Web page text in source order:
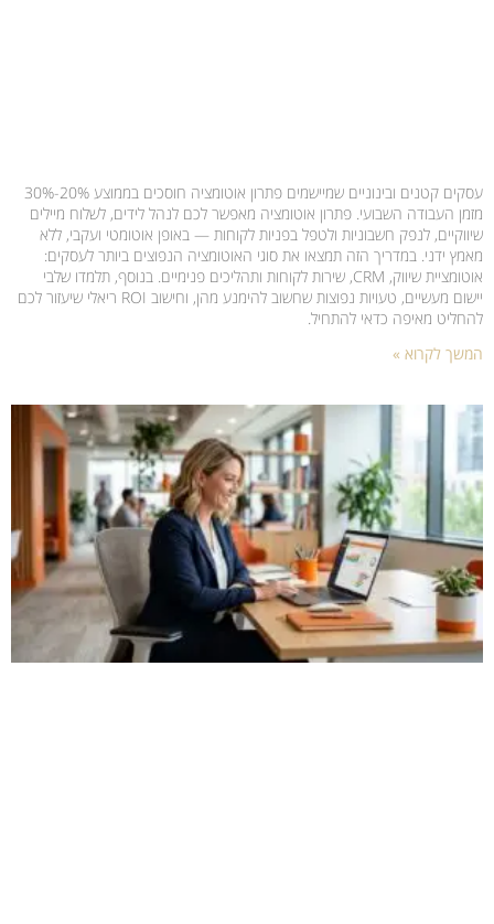
עסקים קטנים ובינוניים שמיישמים פתרון אוטומציה חוסכים בממוצע 20%-30%
מזמן העבודה השבועי. פתרון אוטומציה מאפשר לכם לנהל לידים, לשלוח מיילים
שיווקיים, לנפק חשבוניות ולטפל בפניות לקוחות — באופן אוטומטי ועקבי, ללא
מאמץ ידני. במדריך הזה תמצאו את סוגי האוטומציה הנפוצים ביותר לעסקים:
אוטומציית שיווק, CRM, שירות לקוחות ותהליכים פנימיים. בנוסף, תלמדו שלבי
יישום מעשיים, טעויות נפוצות שחשוב להימנע מהן, וחישוב ROI ריאלי שיעזור לכם
להחליט מאיפה כדאי להתחיל.
המשך לקרוא »